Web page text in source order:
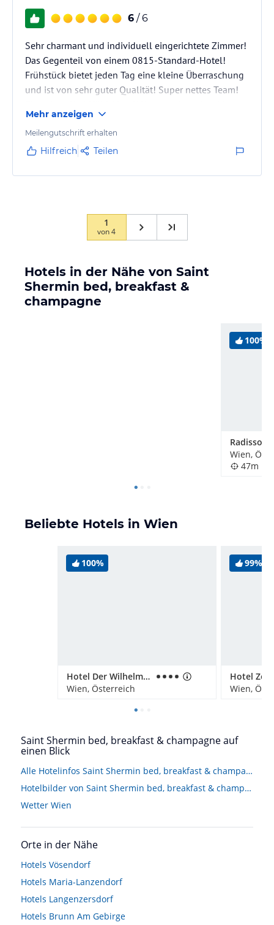
6 / 6
Sehr charmant und individuell eingerichtete Zimmer!
Das Gegenteil von einem 0815-Standard-Hotel!
Frühstück bietet jeden Tag eine kleine Überraschung
und ist von sehr guter Qualität! Super nettes Team!
Mal zu Gast .... und bestimmt nicht zum letzten Mal!
Mehr anzeigen
Meilengutschrift erhalten
Hilfreich Teilen
1
von4
Hotels in der Nähe von Saint
Shermin bed, breakfast &
champagne
100%
Wien,
47m
Beliebte Hotels in Wien
100%
Hotel Der Wilhelmshof
Wien, Österreich
99%
Wien,
Saint Shermin bed, breakfast & champagne auf
einen Blick
Alle Hotelinfos Saint Shermin bed, breakfast & champagne
Hotelbilder von Saint Shermin bed, breakfast & champagne
Wetter Wien
Orte in der Nähe
Hotels Vösendorf
Hotels Maria-Lanzendorf
Hotels Langenzersdorf
Hotels Brunn Am Gebirge